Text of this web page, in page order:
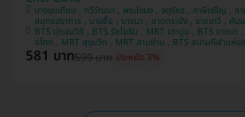
บางขุนเทียน , ทวีวัฒนา , พระโขนง , จตุจักร , ภาษีเจริญ , ลาดพร้าว , ประเวศ ,
สมุทรปราการ , บางซื่อ , บางนา , ลาดกระบัง , ราชเทวี , คันนายาว , คลองเตย ,
บางแค , ปทุมวัน
BTS ปุณณวิถี , BTS รัชโยธิน , MRT เตาปูน , BTS บางนา , BTS อุดมสุข , BTS
อโศก , MRT สุขุมวิท , MRT สามย่าน , BTS สนามกีฬ
581 บาท599 บาท ประหยัด 3%